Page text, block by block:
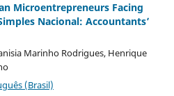
Microentrepreneurs Facing
Nacional: Accountants’
Marinho Rodrigues, Henrique
(Brasil)